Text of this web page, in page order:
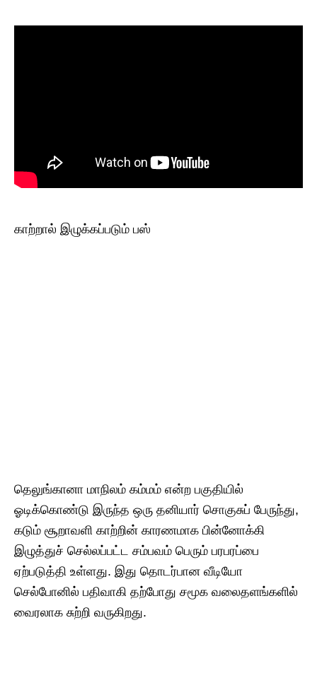
காற்றால் இழுக்கப்படும் பஸ்
தெலுங்கானா மாநிலம் கம்மம் என்ற பகுதியில்
ஓடிக்கொண்டு இருந்த ஒரு தனியார் சொகுசுப் பேருந்து,
கடும் சூறாவளி காற்றின் காரணமாக பின்னோக்கி
இழுத்துச் செல்லப்பட்ட சம்பவம் பெரும் பரபரப்பை
ஏற்படுத்தி உள்ளது. இது தொடர்பான வீடியோ
செல்போனில் பதிவாகி தற்போது சமூக வலைதளங்களில்
வைரலாக சுற்றி வருகிறது.